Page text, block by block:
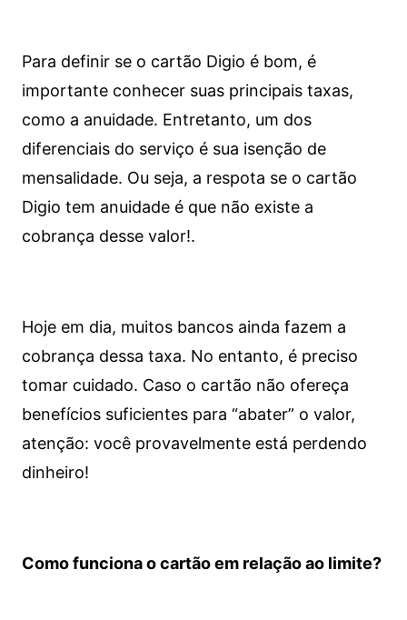
Para definir se o cartão Digio é bom, é
importante conhecer suas principais taxas,
como a anuidade. Entretanto, um dos
diferenciais do serviço é sua isenção de
mensalidade. Ou seja, a respota se o cartão
Digio tem anuidade é que não existe a
cobrança desse valor!.
Hoje em dia, muitos bancos ainda fazem a
cobrança dessa taxa. No entanto, é preciso
tomar cuidado. Caso o cartão não ofereça
benefícios suficientes para “abater” o valor,
atenção: você provavelmente está perdendo
dinheiro!
Como funciona o cartão em relação ao limite?